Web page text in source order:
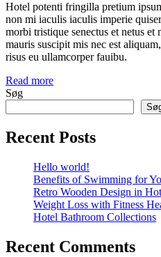
Hotel potenti fringilla pretium
non mi iaculis iaculis imperie
morbi tristique senectus et netus et
mauris suscipit mis nec est
risus eu ullamcorper fauibu.
Read more
Søg
Recent Posts
Hello world!
Benefits of Swimming for
Retro Wooden Design in
Weight Loss with Fitness
Hotel Bathroom Collections
Recent Comments